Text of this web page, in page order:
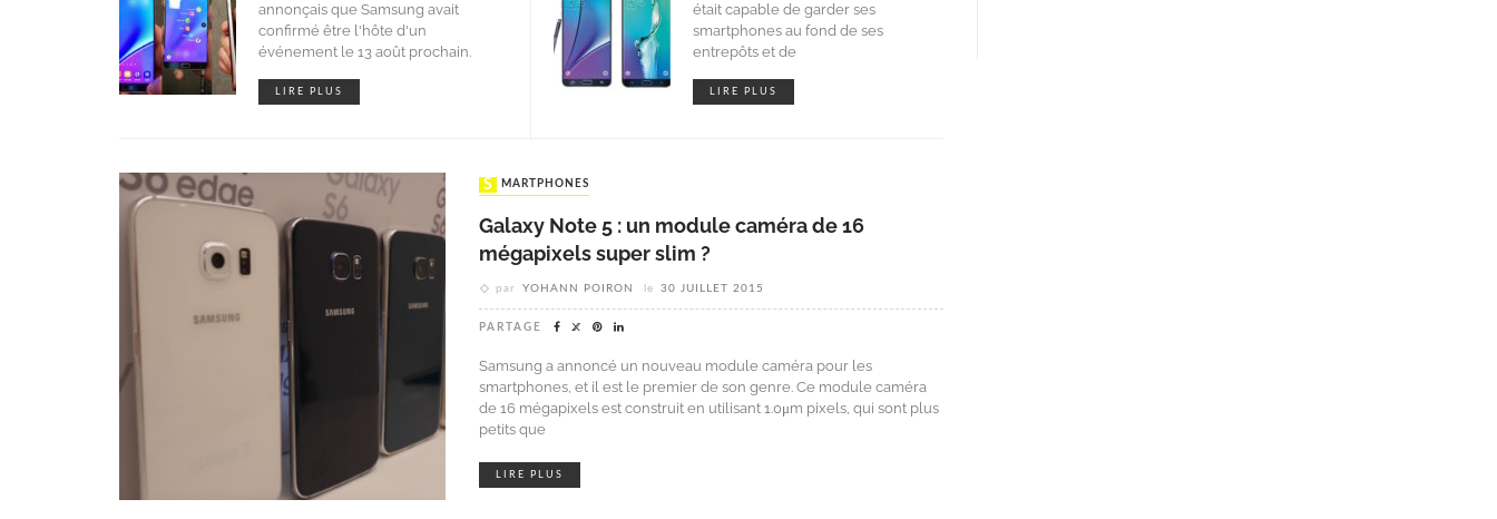
annonçais que Samsung avait
confirmé être l'hôte d'un
événement le 13 août prochain.
LIRE PLUS
était capable de garder ses
smartphones au fond de ses
entrepôts et de
LIRE PLUS
SMARTPHONES
Galaxy Note 5 : un module caméra de 16
mégapixels super slim ?
par YOHANN POIRON le 30 JUILLET 2015
PARTAGE
Samsung a annoncé un nouveau module caméra pour les
smartphones, et il est le premier de son genre. Ce module caméra
de 16 mégapixels est construit en utilisant 1.0μm pixels, qui sont plus
petits que
LIRE PLUS